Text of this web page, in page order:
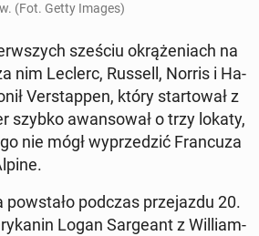
(Fot. Getty Images)
sześciu okrą­że­niach na
nim Leclerc, Russell, Norris i Ha­
Ver­stap­pen, który star­to­wał z
szybko awan­so­wał o trzy lokaty,
nie mógł wy­prze­dzić Fran­cu­za
podczas prze­jaz­du 20.
Logan Sar­ge­ant z Wil­liam­